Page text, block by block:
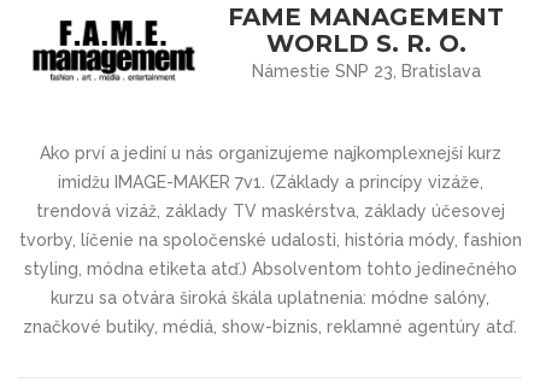
FAME MANAGEMENT
WORLD S. R. O.
Námestie SNP 23, Bratislava
Ako prví a jediní u nás organizujeme najkomplexnejší kurz
imidžu IMAGE-MAKER 7v1. (Základy a princípy vizáže,
trendová vizáž, základy TV maskérstva, základy účesovej
tvorby, líčenie na spoločenské udalosti, história módy, fashion
styling, módna etiketa atď.) Absolventom tohto jedinečného
kurzu sa otvára široká škála uplatnenia: módne salóny,
značkové butiky, médiá, show-biznis, reklamné agentúry atď.